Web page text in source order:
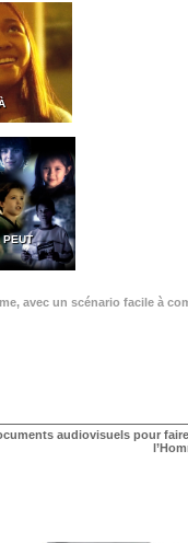
PEUT
avec un scénario facile à
audiovisuels pour